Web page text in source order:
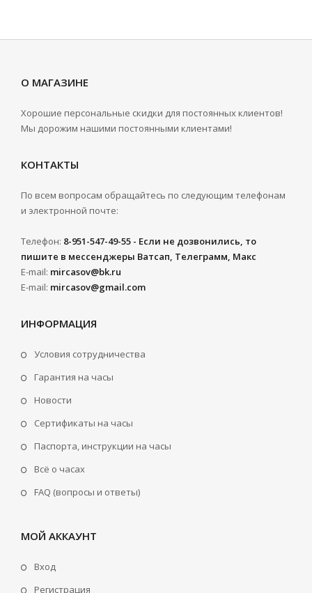
О МАГАЗИНЕ
Хорошие персональные скидки для постоянных клиентов!
Мы дорожим нашими постоянными клиентами!
КОНТАКТЫ
По всем вопросам обращайтесь по следующим телефонам
и электронной почте:
Телефон: 8-951-547-49-55 - Если не дозвонились, то
пишите в мессенджеры Ватсап, Телеграмм, Макс
E-mail: mircasov@bk.ru
E-mail: mircasov@gmail.com
ИНФОРМАЦИЯ
Условия сотрудничества
Гарантия на часы
Новости
Сертификаты на часы
Паспорта, инструкции на часы
Всё о часах
FAQ (вопросы и ответы)
МОЙ АККАУНТ
Вход
Регистрация